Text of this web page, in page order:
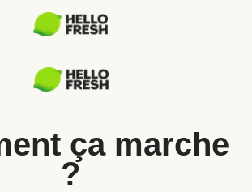
ça marche
?